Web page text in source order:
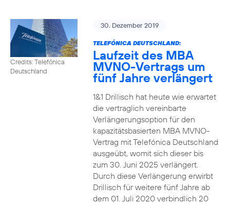
Credits: Telefónica
Deutschland
30. Dezember 2019
TELEFÓNICA DEUTSCHLAND:
Laufzeit des MBA
MVNO-Vertrags um
fünf Jahre verlängert
1&1 Drillisch hat heute wie erwartet
die vertraglich vereinbarte
Verlängerungsoption für den
kapazitätsbasierten MBA MVNO-
Vertrag mit Telefónica Deutschland
ausgeübt, womit sich dieser bis
zum 30. Juni 2025 verlängert.
Durch diese Verlängerung erwirbt
Drillisch für weitere fünf Jahre ab
dem 01. Juli 2020 verbindlich 20